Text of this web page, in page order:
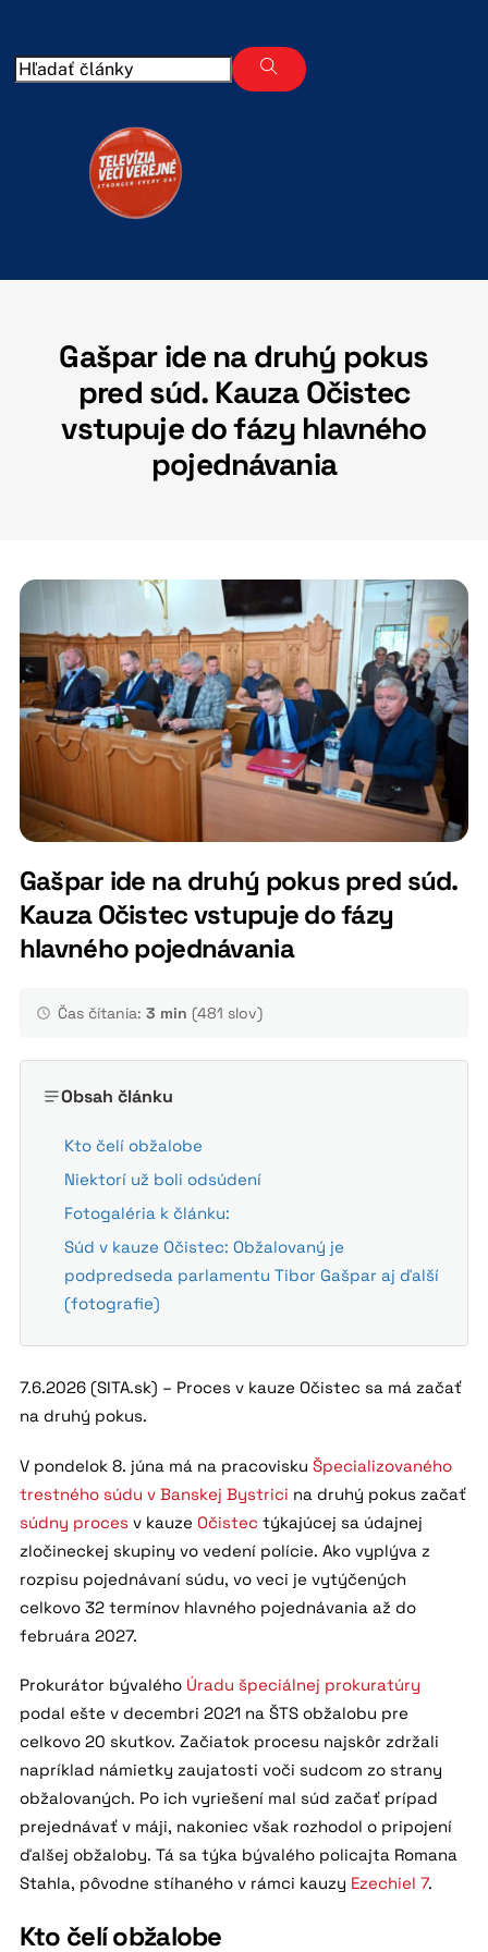
content
Gašpar ide na druhý pokus
pred súd. Kauza Očistec
vstupuje do fázy hlavného
pojednávania
Gašpar ide na druhý pokus pred súd.
Kauza Očistec vstupuje do fázy
hlavného pojednávania
Čas čítania: 3 min (481 slov)
Obsah článku
Kto čelí obžalobe
Niektorí už boli odsúdení
Fotogaléria k článku:
Súd v kauze Očistec: Obžalovaný je
podpredseda parlamentu Tibor Gašpar aj ďalší
(fotografie)
7.6.2026 (SITA.sk) – Proces v kauze Očistec sa má začať
na druhý pokus.
V pondelok 8. júna má na pracovisku Špecializovaného
trestného súdu v Banskej Bystrici na druhý pokus začať
súdny proces v kauze Očistec týkajúcej sa údajnej
zločineckej skupiny vo vedení polície. Ako vyplýva z
rozpisu pojednávaní súdu, vo veci je vytýčených
celkovo 32 termínov hlavného pojednávania až do
februára 2027.
Prokurátor bývaléhoÚradu špeciálnej prokuratúry
podal ešte v decembri 2021 na ŠTS obžalobu pre
celkovo 20 skutkov. Začiatok procesu najskôr zdržali
napríklad námietky zaujatosti voči sudcom zo strany
obžalovaných. Po ich vyriešení mal súd začať prípad
prejednávať v máji, nakoniec však rozhodol o pripojení
ďalšej obžaloby. Tá sa týka bývalého policajta Romana
Stahla, pôvodne stíhaného v rámci kauzy Ezechiel 7.
Kto čelí obžalobe